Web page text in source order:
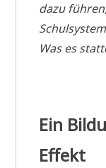
dazu
Was es
Ein
Effekt